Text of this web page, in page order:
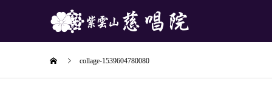
collage-1539604780080